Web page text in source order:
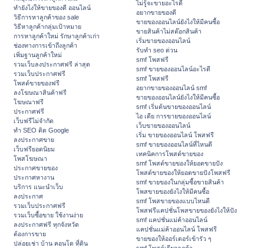
ทํายังไงให้ขายของดี ออนไลน์
วิธีการหาลูกค้าของ sale
วิธีหาลูกค้ากลุ่มเป้าหมาย
การหาลูกค้าใหม่ รักษาลูกค้าเก่า
ช่องทางการเข้าถึงลูกค้า
เพิ่มฐานลูกค้าใหม่
รวมเว็บลงประกาศฟรี ล่าสุด
รวมเว็บประกาศฟรี
โพสต์ขายของฟรี
ลงโฆษณาสินค้าฟรี
โฆษณาฟรี
ประกาศฟรี
เว็บฟรีไม่จำกัด
ทำ SEO ติด Google
ลงประกาศขาย
เว็บฟรียอดนิยม
โพสโฆษณา
ประกาศขายของ
ประกาศหางาน
บริการ แนะนำเว็บ
ลงประกาศ
รวมเว็บประกาศฟรี
รวมเว็บซื้อขาย ใช้งานง่าย
ลงประกาศฟรี ทุกจังหวัด
ต้องการขาย
ปล่อยเช่า บ้าน คอนโด ที่ดิน
ไม่รู้จะขายอะไรดี
อยากขายของดี
ขายของออนไลน์ยังไงให้มีคนซื้อ
ขายสินค้าไม่สต๊อกสินค้า
เริ่มขายของออนไลน์
รับทำ seo ด่วน
smf โพสฟรี
smf ขายของออนไลน์อะไรดี
smf โพสฟรี
อยากขายของออนไลน์ smf
ขายของออนไลน์ยังไงให้มีคนซื้อ
smf เริ่มต้นขายของออนไลน์
ไอ เดีย การขายของออนไลน์
เว็บขายของออนไลน์
เริ่ม ขายของออนไลน์ โพสฟรี
smf ขายของออนไลน์ที่ไหนดี
เทคนิคการโพสต์ขายของ
smf โพสต์ขายของให้ยอดขายปัง
โพสต์ขายของให้ยอดขายปังโพสฟรี
smf ขายของในกลุ่มซื้อขายสินค้า
โพสขายของยังไงให้มีคนซื้อ
smf โพสขายของแบบไหนดี
โพสฟรีแคปชั่นโพสขายของยังไงให้ปัง
smf แคปชั่นแม่ค้าออนไลน์
แคปชั่นแม่ค้าออนไลน์ โพสฟรี
ขายของให้ออร์เดอร์เข้ารัว ๆ